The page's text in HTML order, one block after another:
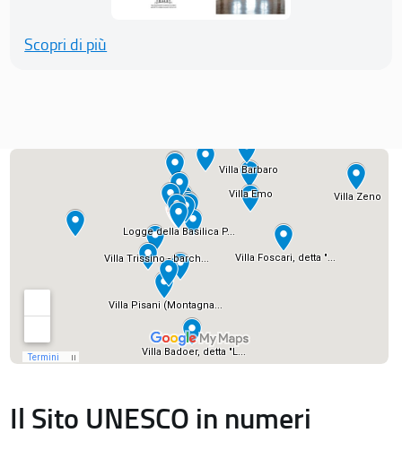
Scopri di più
Il Sito UNESCO in numeri